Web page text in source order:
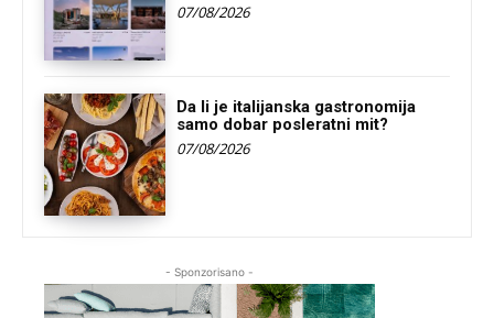
07/08/2026
Da li je italijanska gastronomija
samo dobar posleratni mit?
07/08/2026
- Sponzorisano -